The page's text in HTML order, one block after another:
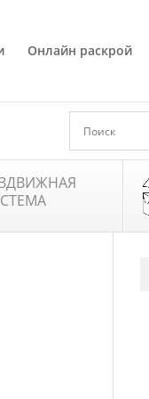
Онлайн раскрой